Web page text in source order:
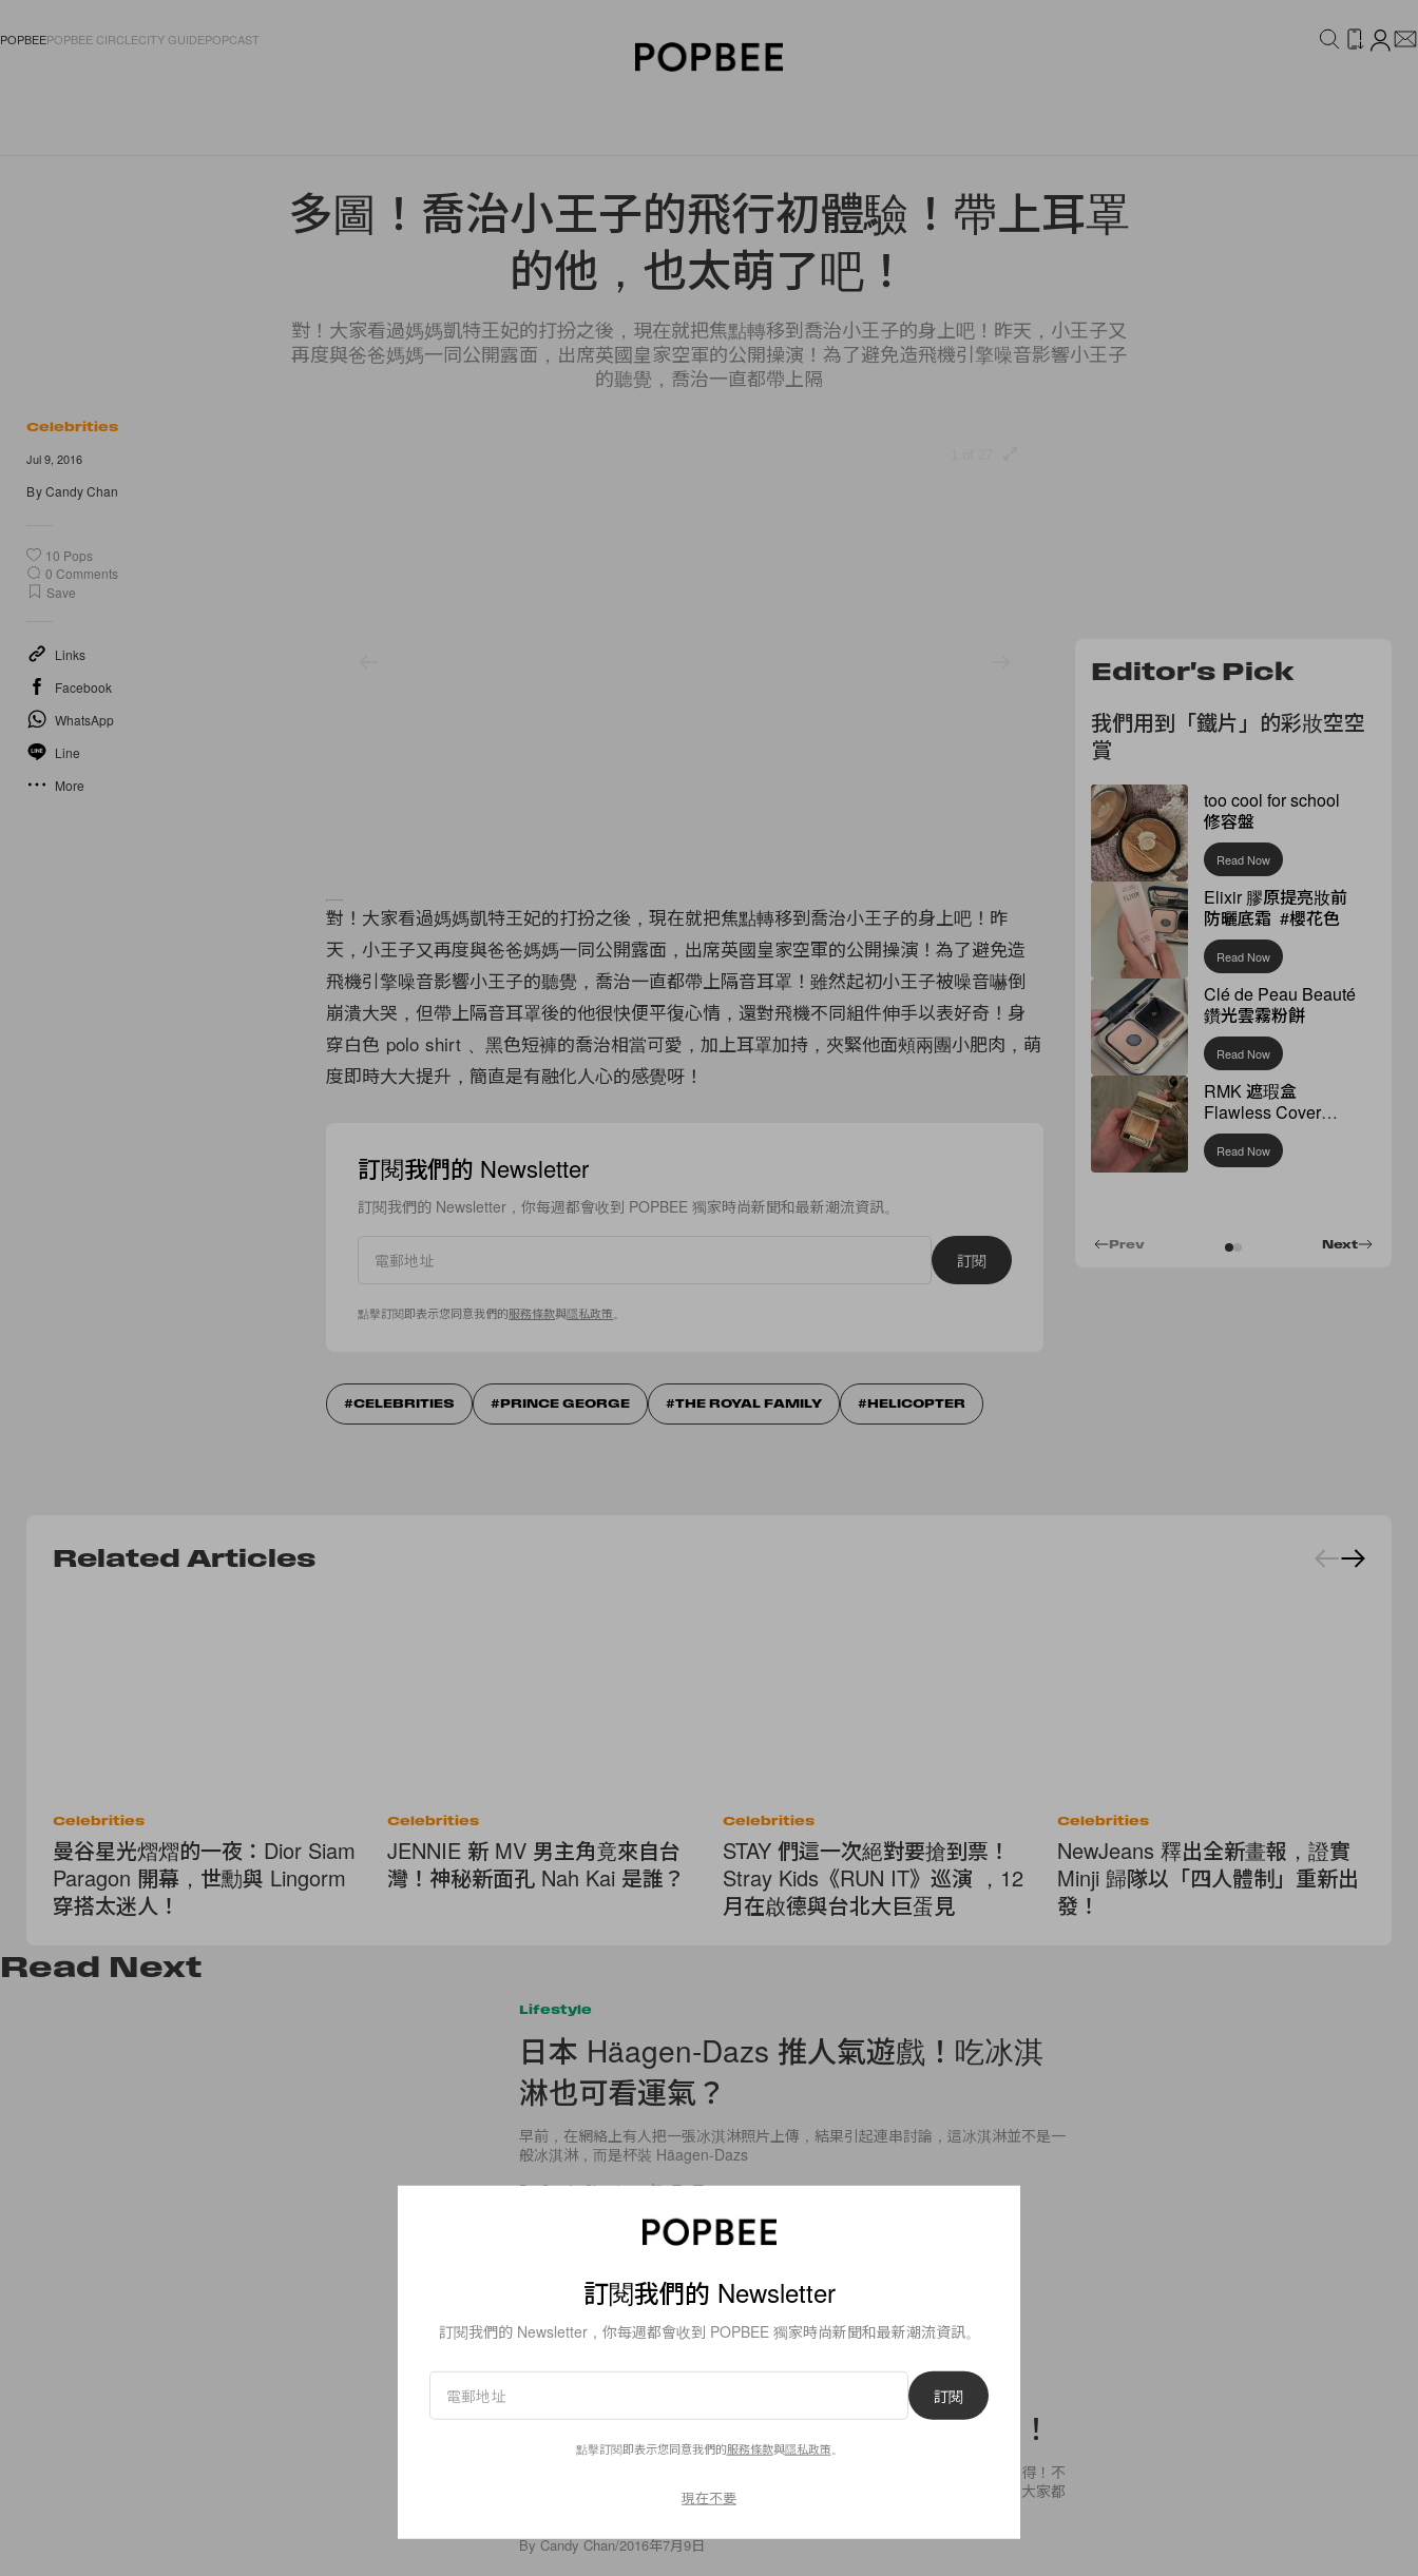
POPBEEPOPBEE CIRCLECITY GUIDEPOPCAST
多圖！喬治小王子的飛行初體驗！帶上耳罩
的他，也太萌了吧！
對！大家看過媽媽凱特王妃的打扮之後，現在就把焦點轉移到喬治小王子的身上吧！昨天，小王子又
再度與爸爸媽媽一同公開露面，出席英國皇家空軍的公開操演！為了避免造飛機引擎噪音影響小王子
的聽覺，喬治一直都帶上隔
Celebrities
Jul 9, 2016
ByCandy Chan
10 Pops
0 Comments
Save
Links
Facebook
WhatsApp
Line
More
對！大家看過媽媽凱特王妃的打扮之後，現在就把焦點轉移到喬治小王子的身上吧！昨
天，小王子又再度與爸爸媽媽一同公開露面，出席英國皇家空軍的公開操演！為了避免造
飛機引擎噪音影響小王子的聽覺，喬治一直都帶上隔音耳罩！雖然起初小王子被噪音嚇倒
崩潰大哭，但帶上隔音耳罩後的他很快便平復心情，還對飛機不同組件伸手以表好奇！身
穿白色 polo shirt 、黑色短褲的喬治相當可愛，加上耳罩加持，夾緊他面頰兩團小肥肉，萌
度即時大大提升，簡直是有融化人心的感覺呀！
訂閱我們的 Newsletter
訂閱我們的 Newsletter，你每週都會收到 POPBEE 獨家時尚新聞和最新潮流資訊。
訂閱
點擊訂閱即表示您同意我們的服務條款與隱私政策
CELEBRITIES PRINCE GEORGE THE ROYAL FAMILY HELICOPTER
Editor's Pick
我們用到「鐵片」的彩妝空空
賞
too cool for school
修容盤
Read Now
Elixir 膠原提亮妝前
防曬底霜 #櫻花色
Read Now
Clé de Peau Beauté
鑽光雲霧粉餅
Read Now
RMK 遮瑕盒
Flawless Cover
Concealer
Read Now
Next
Prev
Related Articles
Celebrities
曼谷星光熠熠的一夜：Dior Siam
Paragon 開幕，世勳與 Lingorm
穿搭太迷人！
Celebrities
JENNIE 新 MV 男主角竟來自台
灣！神秘新面孔 Nah Kai 是誰？
Celebrities
STAY 們這一次絕對要搶到票！
Stray Kids《RUN IT》巡演 ，12
月在啟德與台北大巨蛋見
Celebrities
NewJeans 釋出全新畫報，證實
Minji 歸隊以「四人體制」重新出
發！
Read Next
Lifestyle
日本 Häagen-Dazs 推人氣遊戲！吃冰淇
淋也可看運氣？
早前，在網絡上有人把一張冰淇淋照片上傳，結果引起連串討論，這冰淇淋並不是一
般冰淇淋，而是杯裝 Häagen-Dazs
ByCandy Chan/2016年7月9日
12 0
出場率極高！這對耳環絕對是王妃最愛！
貴為皇室貴族，一定可以盡享榮華富貴，數之不盡的華衣美服珠寶首飾隨手可得！不
過凱特王妃並沒有因為她的身份而窮奢極侈，反而作風平實大方，深得民心！大家都
看過太多王妃的平民時尚及貼地美容方法，她的飾品搭配你
ByCandy Chan/2016年7月9日
訂閱我們的 Newsletter
訂閱我們的 Newsletter，你每週都會收到 POPBEE 獨家時尚新聞和最新潮流資訊。
訂閱
點擊訂閱即表示您同意我們的服務條款與隱私政策
現在不要